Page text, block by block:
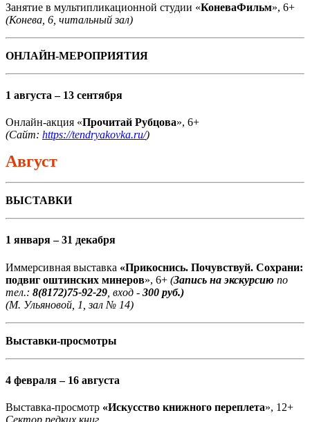
Занятие в мультипликационной студии «КоневаФильм», 6+
(Конева, 6, читальный зал)
ОНЛАЙН-МЕРОПРИЯТИЯ
1 августа – 13 сентября
Онлайн-акция «Прочитай Рубцова», 6+
(Сайт: https://tendryakovka.ru/)
Август
ВЫСТАВКИ
1 января – 31 декабря
Иммерсивная выставка «Прикоснись. Почувствуй. Сохрани:
подвиг оштинских минеров», 6+ (Запись на экскурсию по
тел.: 8(8172)75-92-29 , вход - 300 руб.)
(М. Ульяновой, 1, зал № 14)
Выставки-просмотры
4 февраля – 16 августа
Выставка-просмотр «Искусство книжного переплета», 12+